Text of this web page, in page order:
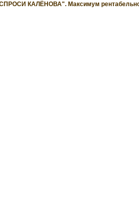
КАЛЁНОВА". Максимум